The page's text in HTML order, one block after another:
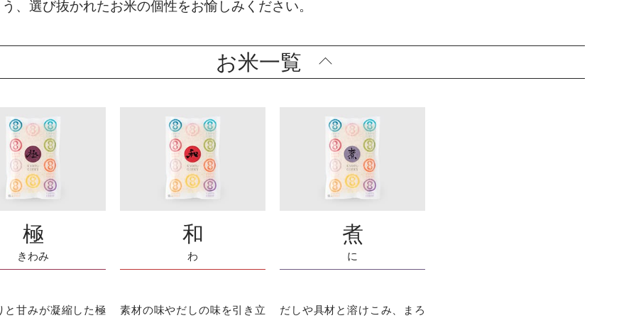
、選び抜かれたお米の個性をお愉しみください。
お米一覧
極
きわみ
と甘みが凝縮した極
和
わ
素材の味やだしの味を引き立
煮
に
だしや具材と溶けこみ、まろ